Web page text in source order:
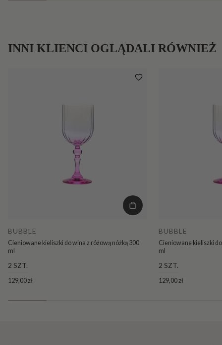
INNI KLIENCI OGLĄDALI RÓWNIEŻ
BUBBLE
Cieniowane kieliszki do wina z różową nóżką 300
ml
2 SZT.
129,00 zł
BUBBLE
Cieniowane kieliszki
ml
2 SZT.
129,00 zł